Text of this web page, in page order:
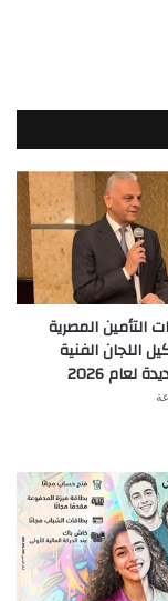
التأمين المصرية
اللجان الفنية
لعام 2026